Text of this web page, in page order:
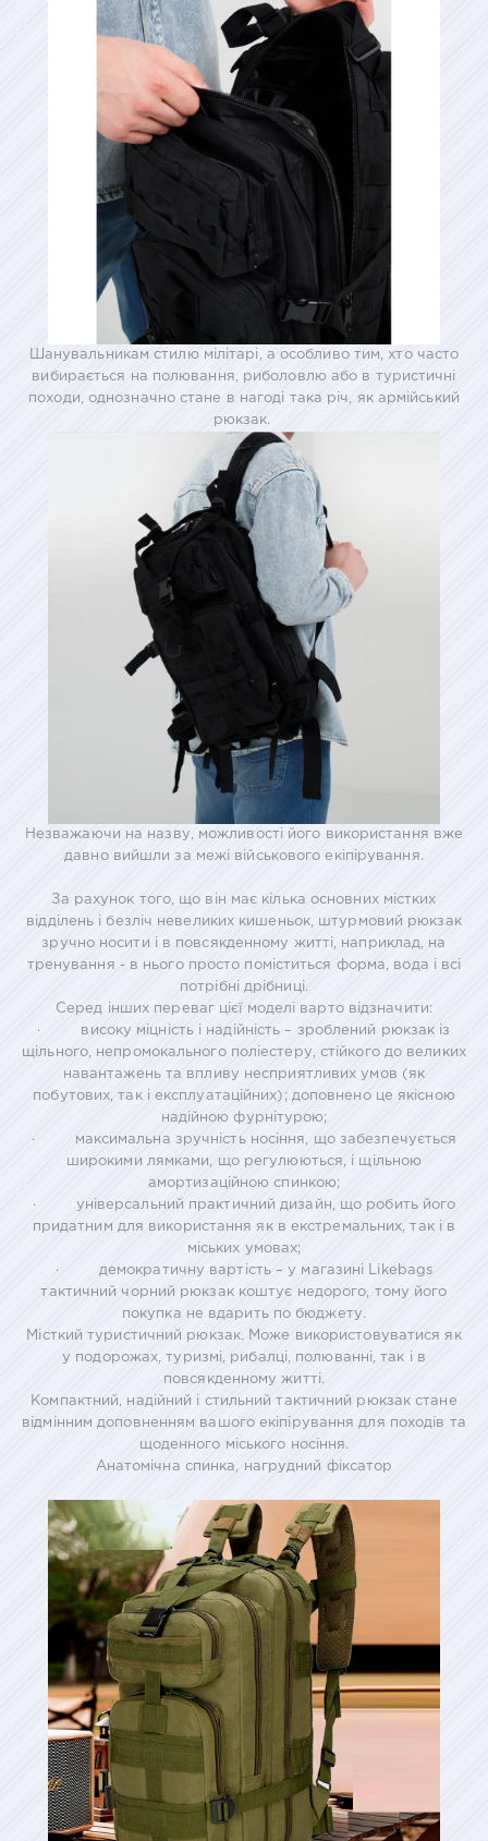
Шанувальникам стилю мілітарі, а особливо тим, хто часто
вибирається на полювання, риболовлю або в туристичні
походи, однозначно стане в нагоді така річ, як армійський
рюкзак.
Незважаючи на назву, можливості його використання вже
давно вийшли за межі військового екіпірування.
За рахунок того, що він має кілька основних містких
відділень і безліч невеликих кишеньок, штурмовий рюкзак
зручно носити і в повсякденному житті, наприклад, на
тренування - в нього просто поміститься форма, вода і всі
потрібні дрібниці.
Серед інших переваг цієї моделі варто відзначити:
· високу міцність і надійність – зроблений рюкзак із
щільного, непромокального поліестеру, стійкого до великих
навантажень та впливу несприятливих умов (як
побутових, так і експлуатаційних); доповнено це якісною
надійною фурнітурою;
· максимальна зручність носіння, що забезпечується
широкими лямками, що регулюються, і щільною
амортизаційною спинкою;
· універсальний практичний дизайн, що робить його
придатним для використання як в екстремальних, так і в
міських умовах;
· демократичну вартість – у магазині Likebags
тактичний чорний рюкзак коштує недорого, тому його
покупка не вдарить по бюджету.
Місткий туристичний рюкзак. Може використовуватися як
у подорожах, туризмі, рибалці, полюванні, так і в
повсякденному житті.
Компактний, надійний і стильний тактичний рюкзак стане
відмінним доповненням вашого екіпірування для походів та
щоденного міського носіння.
Анатомічна спинка, нагрудний фіксатор